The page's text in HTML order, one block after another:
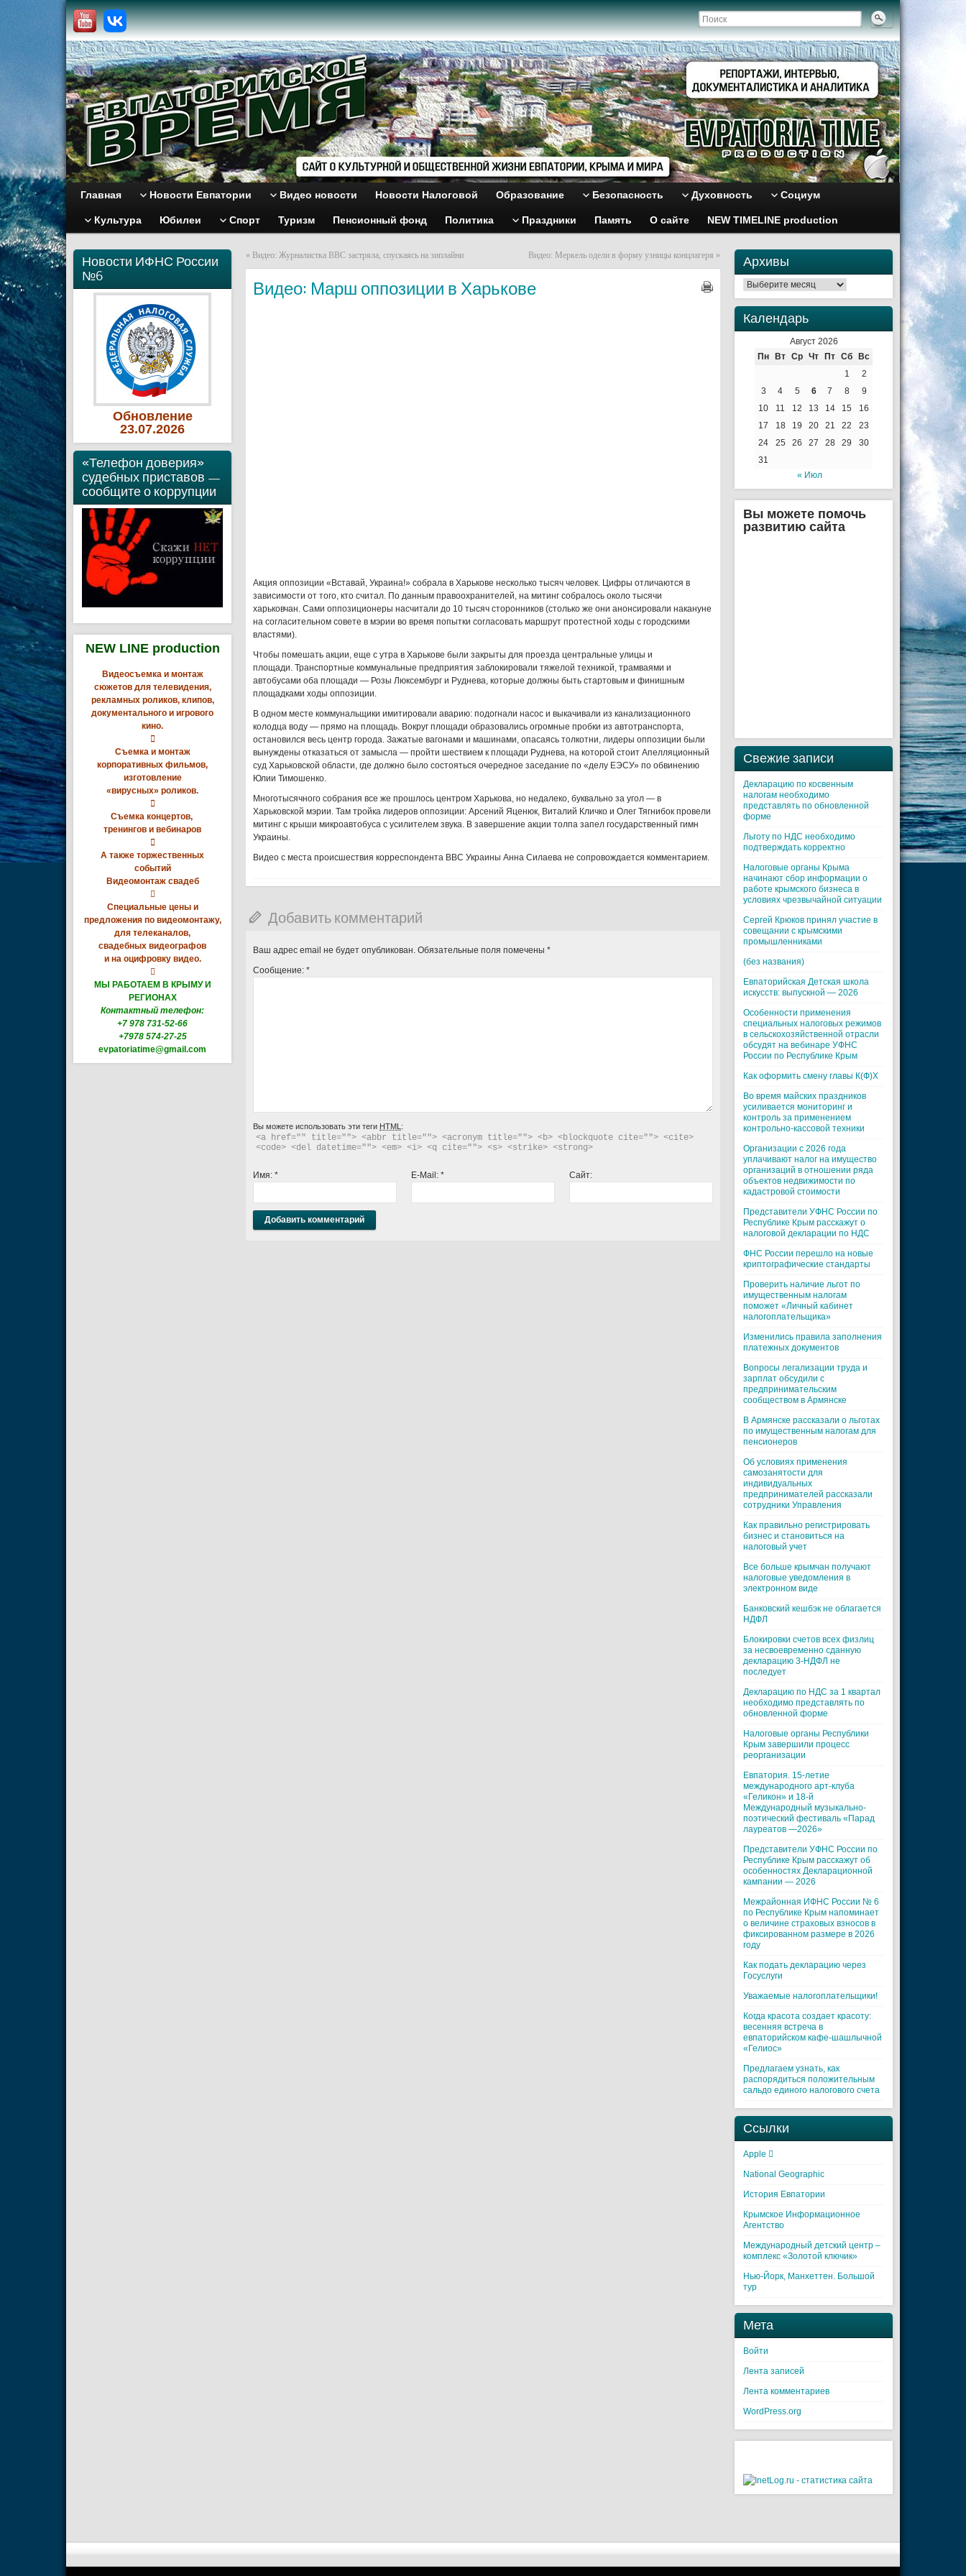
Главная Новости Евпатории Видео новости Новости Налоговой Образование Безопасность Духовность Социум
Культура Юбилеи Спорт Туризм Пенсионный фонд Политика Праздники Память О сайте NEW TIMELINE production
Новости ИФНС России
№6
Обновление
23.07.2026
«Телефон доверия»
судебных приставов —
сообщите о коррупции
NEW LINE production
Видеосъемка и монтаж
сюжетов для телевидения,
рекламных роликов, клипов,
документального и игрового
кино.

Съемка и монтаж
корпоративных фильмов,
изготовление
«вирусных» роликов.

Съемка концертов,
тренингов и вебинаров

А также торжественных
событий
Видеомонтаж свадеб

Специальные цены и
предложения по видеомонтажу,
для телеканалов,
свадебных видеографов
и на оцифровку видео.

МЫ РАБОТАЕМ В КРЫМУ И
РЕГИОНАХ
Контактный телефон:
+7 978 731-52-66
+7978 574-27-25
evpatoriatime@gmail.com
« Видео: Журналистка ВВС застряла, спускаясь на зиплайни Видео: Меркель одели в форму узницы концлагеря »
Видео: Марш оппозиции в Харькове
Акция оппозиции «Вставай, Украина!» собрала в Харькове несколько тысяч человек. Цифры отличаются в
зависимости от того, кто считал. По данным правоохранителей, на митинг собралось около тысячи
харьковчан. Сами оппозиционеры насчитали до 10 тысяч сторонников (столько же они анонсировали накануне
на согласительном совете в мэрии во время попытки согласовать маршрут протестной ходы с городскими
властями).
Чтобы помешать акции, еще с утра в Харькове были закрыты для проезда центральные улицы и
площади. Транспортные коммунальные предприятия заблокировали тяжелой техникой, трамваями и
автобусами оба площади — Розы Люксембург и Руднева, которые должны быть стартовым и финишным
площадками ходы оппозиции.
В одном месте коммунальщики имитировали аварию: подогнали насос и выкачивали из канализационного
колодца воду — прямо на площадь. Вокруг площади образовались огромные пробки из автотранспорта,
остановился весь центр города. Зажатые вагонами и машинами, опасаясь толкотни, лидеры оппозиции были
вынуждены отказаться от замысла — пройти шествием к площади Руднева, на которой стоит Апелляционный
суд Харьковской области, где должно было состояться очередное заседание по «делу ЕЭСУ» по обвинению
Юлии Тимошенко.
Многотысячного собрания все же прошлось центром Харькова, но недалеко, буквально за угол — в
Харьковской мэрии. Там тройка лидеров оппозиции: Арсений Яценюк, Виталий Кличко и Олег Тягнибок провели
митинг с крыши микроавтобуса с усилителем звука. В завершение акции толпа запел государственный гимн
Украины.
Видео с места происшествия корреспондента ВВС Украины Анна Силаева не сопровождается комментарием.
Добавить комментарий
Ваш адрес email не будет опубликован. Обязательные поля помечены *
Сообщение: *
Вы можете использовать эти теги HTML :
<a href="" title=""> <abbr title=""> <acronym title=""> <b> <blockquote cite=""> <cite>
<code> <del datetime=""> <em> <i> <q cite=""> <s> <strike> <strong>
Имя: * E-Mail: * Сайт:
Архивы
Архивы
Календарь
Август 2026
Пн
Вт Ср Чт Пт Сб
Вс
1
2
3
4 5 6 7 8
9
10
11 12 13 14 15
16
17
18 19 20 21 22
23
24
25 26 27 28 29
30
31
« Июл
Вы можете помочь
развитию сайта
Свежие записи
Декларацию по косвенным
налогам необходимо
представлять по обновленной
форме
Льготу по НДС необходимо
подтверждать корректно
Налоговые органы Крыма
начинают сбор информации о
работе крымского бизнеса в
условиях чрезвычайной ситуации
Cергей Крюков принял участие в
совещании с крымскими
промышленниками
(без названия)
Евпаторийская Детская школа
искусств: выпускной — 2026
Особенности применения
специальных налоговых режимов
в сельскохозяйственной отрасли
обсудят на вебинаре УФНС
России по Республике Крым
Как оформить смену главы К(Ф)Х
Во время майских праздников
усиливается мониторинг и
контроль за применением
контрольно-кассовой техники
Организации с 2026 года
уплачивают налог на имущество
организаций в отношении ряда
объектов недвижимости по
кадастровой стоимости
Представители УФНС России по
Республике Крым расскажут о
налоговой декларации по НДС
ФНС России перешло на новые
криптографические стандарты
Проверить наличие льгот по
имущественным налогам
поможет «Личный кабинет
налогоплательщика»
Изменились правила заполнения
платежных документов
Вопросы легализации труда и
зарплат обсудили с
предпринимательским
сообществом в Армянске
В Армянске рассказали о льготах
по имущественным налогам для
пенсионеров
Об условиях применения
самозанятости для
индивидуальных
предпринимателей рассказали
сотрудники Управления
Как правильно регистрировать
бизнес и становиться на
налоговый учет
Все больше крымчан получают
налоговые уведомления в
электронном виде
Банковский кешбэк не облагается
НДФЛ
Блокировки счетов всех физлиц
за несвоевременно сданную
декларацию 3-НДФЛ не
последует
Декларацию по НДС за 1 квартал
необходимо представлять по
обновленной форме
Налоговые органы Республики
Крым завершили процесс
реорганизации
Евпатория. 15-летие
международного арт-клуба
«Геликон» и 18-й
Международный музыкально-
поэтический фестиваль «Парад
лауреатов —2026»
Представители УФНС России по
Республике Крым расскажут об
особенностях Декларационной
кампании — 2026
Межрайонная ИФНС России № 6
по Республике Крым напоминает
о величине страховых взносов в
фиксированном размере в 2026
году
Как подать декларацию через
Госуслуги
Уважаемые налогоплательщики!
Когда красота создает красоту:
весенняя встреча в
евпаторийском кафе-шашлычной
«Гелиос»
Предлагаем узнать, как
распорядиться положительным
сальдо единого налогового счета
Ссылки
Apple 
National Geographic
История Евпатории
Крымское Информационное
Агентство
Международный детский центр –
комплекс «Золотой ключик»
Нью-Йорк, Манхеттен. Большой
тур
Мета
Войти
Лента записей
Лента комментариев
WordPress.org